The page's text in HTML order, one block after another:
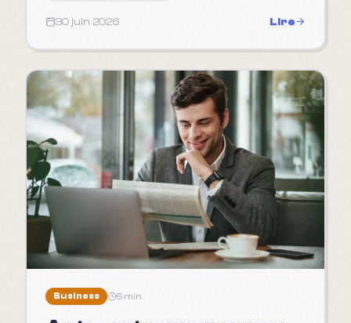
30 juin 2026 Lire
Business 5 min